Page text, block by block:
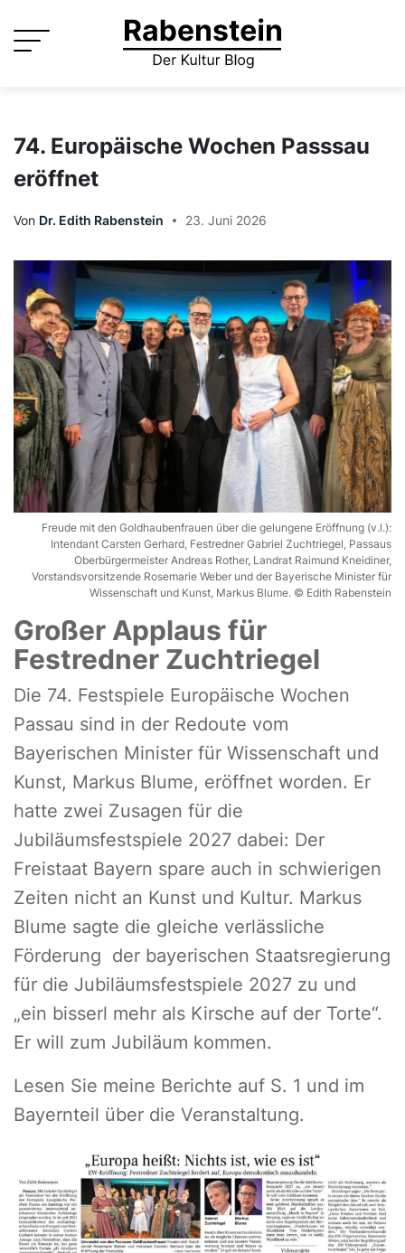
content
74. Europäische Wochen Passsau
eröffnet
Von Dr. Edith Rabenstein 23. Juni 2026
Freude mit den Goldhaubenfrauen über die gelungene Eröffnung (v.l.):
Intendant Carsten Gerhard, Festredner Gabriel Zuchtriegel, Passaus
Oberbürgermeister Andreas Rother, Landrat Raimund Kneidiner,
Vorstandsvorsitzende Rosemarie Weber und der Bayerische Minister für
Wissenschaft und Kunst, Markus Blume. © Edith Rabenstein
Großer Applaus für
Festredner Zuchtriegel
Die 74. Festspiele Europäische Wochen
Passau sind in der Redoute vom
Bayerischen Minister für Wissenschaft und
Kunst, Markus Blume, eröffnet worden. Er
hatte zwei Zusagen für die
Jubiläumsfestspiele 2027 dabei: Der
Freistaat Bayern spare auch in schwierigen
Zeiten nicht an Kunst und Kultur. Markus
Blume sagte die gleiche verlässliche
Förderung der bayerischen Staatsregierung
für die Jubiläumsfestspiele 2027 zu und
„ein bisserl mehr als Kirsche auf der Torte“.
Er will zum Jubiläum kommen.
Lesen Sie meine Berichte auf S. 1 und im
Bayernteil über die Veranstaltung.